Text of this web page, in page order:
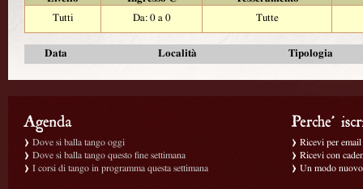
Tutti
Da: 0 a 0 Tutte
Data Località Tipologia
Dove si balla tango oggi
Dove si balla tango questo fine settimana
I corsi di tango in programma questa settimana
Ricevi per
Ricevi con
Un modo